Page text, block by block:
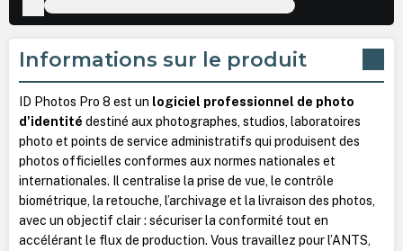
Informations sur le produit
ID Photos Pro 8 est un logiciel professionnel de photo
d'identité destiné aux photographes, studios, laboratoires
photo et points de service administratifs qui produisent des
photos officielles conformes aux normes nationales et
internationales. Il centralise la prise de vue, le contrôle
biométrique, la retouche, l’archivage et la livraison des photos,
avec un objectif clair : sécuriser la conformité tout en
accélérant le flux de production. Vous travaillez pour l’ANTS,